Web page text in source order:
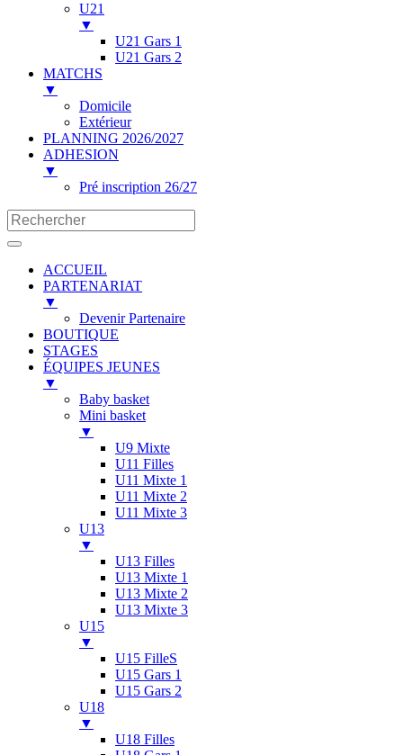
U21
▼
U21 Gars 1
U21 Gars 2
MATCHS
▼
Domicile
Extérieur
PLANNING 2026/2027
ADHESION
▼
Pré inscription 26/27
ACCUEIL
PARTENARIAT
▼
Devenir Partenaire
BOUTIQUE
STAGES
ÉQUIPES JEUNES
▼
Baby basket
Mini basket
▼
U9 Mixte
U11 Filles
U11 Mixte 1
U11 Mixte 2
U11 Mixte 3
U13
▼
U13 Filles
U13 Mixte 1
U13 Mixte 2
U13 Mixte 3
U15
▼
U15 FilleS
U15 Gars 1
U15 Gars 2
U18
▼
U18 Filles